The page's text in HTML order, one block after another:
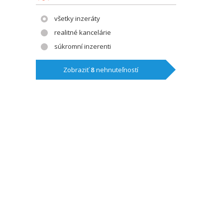
všetky inzeráty
realitné kancelárie
súkromní inzerenti
Zobraziť8nehnuteľností